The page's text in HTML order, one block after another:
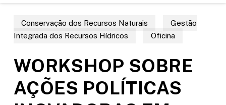
Conservação dos Recursos Naturais
Gestão
Integrada dos Recursos Hídricos
Oficina
WORKSHOP SOBRE
AÇÕES POLÍTICAS